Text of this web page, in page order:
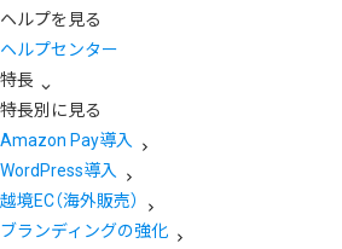
ヘルプを見る
ヘルプセンター
特長
特長別に見る
Amazon Pay導入
WordPress導入
越境EC（海外販売）
ブランディングの強化